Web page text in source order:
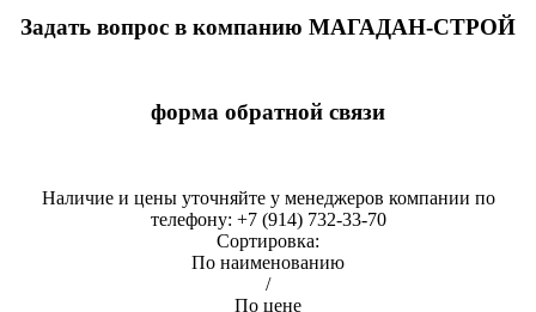
Задать вопрос в компанию МАГАДАН-СТРОЙ
форма обратной связи
Наличие и цены уточняйте у менеджеров компании по
телефону: +7 (914) 732-33-70
Сортировка:
По наименованию
/
По цене